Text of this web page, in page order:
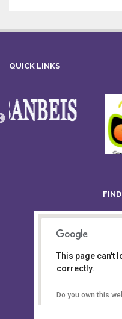
QUICK LINKS
Sylhet
This page can't